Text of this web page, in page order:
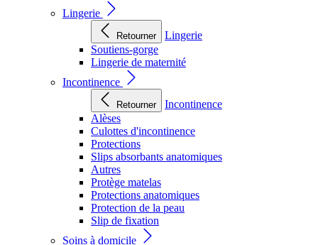
Lingerie
Retourner
Lingerie
Soutiens-gorge
Lingerie de maternité
Incontinence
Retourner
Incontinence
Alèses
Culottes d'incontinence
Protections
Slips absorbants anatomiques
Autres
Protège matelas
Protections anatomiques
Protection de la peau
Slip de fixation
Soins à domicile